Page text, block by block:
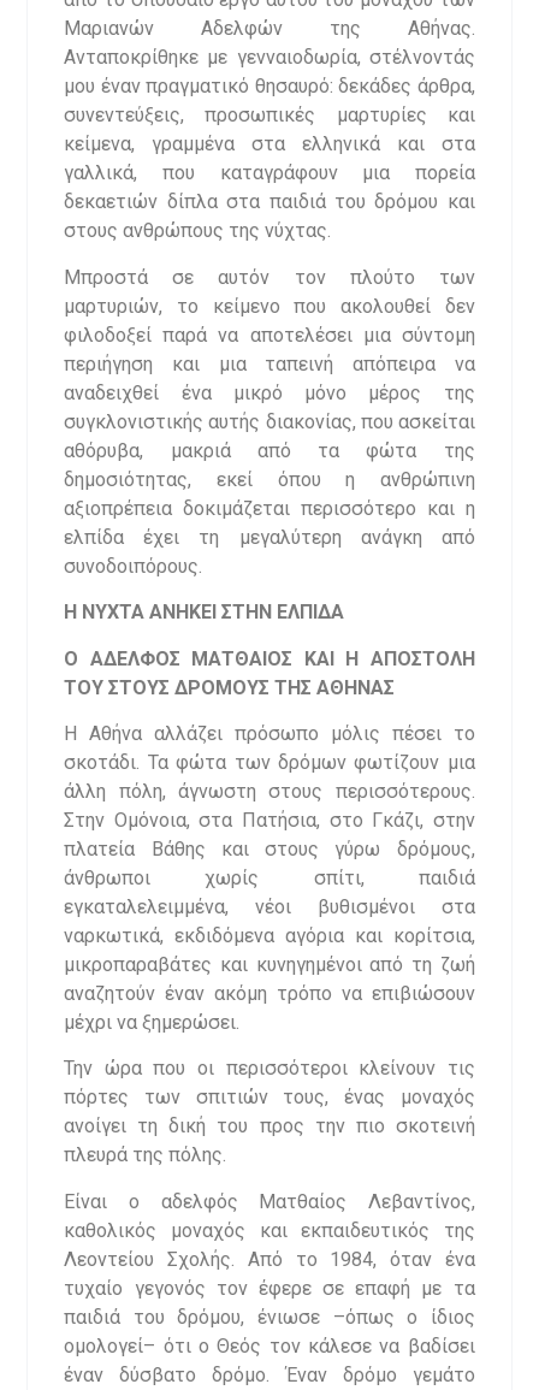
Μαριανών Αδελφών της Αθήνας.
Ανταποκρίθηκε με γενναιοδωρία, στέλνοντάς
μου έναν πραγματικό θησαυρό: δεκάδες άρθρα,
συνεντεύξεις, προσωπικές μαρτυρίες και
κείμενα, γραμμένα στα ελληνικά και στα
γαλλικά, που καταγράφουν μια πορεία
δεκαετιών δίπλα στα παιδιά του δρόμου και
στους ανθρώπους της νύχτας.
Μπροστά σε αυτόν τον πλούτο των
μαρτυριών, το κείμενο που ακολουθεί δεν
φιλοδοξεί παρά να αποτελέσει μια σύντομη
περιήγηση και μια ταπεινή απόπειρα να
αναδειχθεί ένα μικρό μόνο μέρος της
συγκλονιστικής αυτής διακονίας, που ασκείται
αθόρυβα, μακριά από τα φώτα της
δημοσιότητας, εκεί όπου η ανθρώπινη
αξιοπρέπεια δοκιμάζεται περισσότερο και η
ελπίδα έχει τη μεγαλύτερη ανάγκη από
συνοδοιπόρους.
Η ΝΥΧΤΑ ΑΝΗΚΕΙ ΣΤΗΝ ΕΛΠΙΔΑ
Ο ΑΔΕΛΦΟΣ ΜΑΤΘΑΙΟΣ ΚΑΙ Η ΑΠΟΣΤΟΛΗ
ΤΟΥ ΣΤΟΥΣ ΔΡΟΜΟΥΣ ΤΗΣ ΑΘΗΝΑΣ
Η Αθήνα αλλάζει πρόσωπο μόλις πέσει το
σκοτάδι. Τα φώτα των δρόμων φωτίζουν μια
άλλη πόλη, άγνωστη στους περισσότερους.
Στην Ομόνοια, στα Πατήσια, στο Γκάζι, στην
πλατεία Βάθης και στους γύρω δρόμους,
άνθρωποι χωρίς σπίτι, παιδιά
εγκαταλελειμμένα, νέοι βυθισμένοι στα
ναρκωτικά, εκδιδόμενα αγόρια και κορίτσια,
μικροπαραβάτες και κυνηγημένοι από τη ζωή
αναζητούν έναν ακόμη τρόπο να επιβιώσουν
μέχρι να ξημερώσει.
Την ώρα που οι περισσότεροι κλείνουν τις
πόρτες των σπιτιών τους, ένας μοναχός
ανοίγει τη δική του προς την πιο σκοτεινή
πλευρά της πόλης.
Είναι ο αδελφός Ματθαίος Λεβαντίνος,
καθολικός μοναχός και εκπαιδευτικός της
Λεοντείου Σχολής. Από το 1984, όταν ένα
τυχαίο γεγονός τον έφερε σε επαφή με τα
παιδιά του δρόμου, ένιωσε –όπως ο ίδιος
ομολογεί– ότι ο Θεός τον κάλεσε να βαδίσει
έναν δύσβατο δρόμο. Έναν δρόμο γεμάτο